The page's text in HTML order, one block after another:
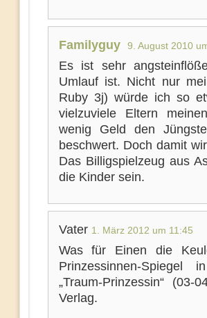
Familyguy 9. August 2010
Es ist sehr
Umlauf ist. Nicht nur
Ruby 3j) würde ich so
vielzuviele Eltern
wenig Geld den
beschwert. Doch damit
Das Billigspielzeug aus
die Kinder sein.
Vater 1. März 2012 um 11:45
Was für Einen die
Prinzessinnen-
„Traum-Prinzessin“ (03-
Verlag.